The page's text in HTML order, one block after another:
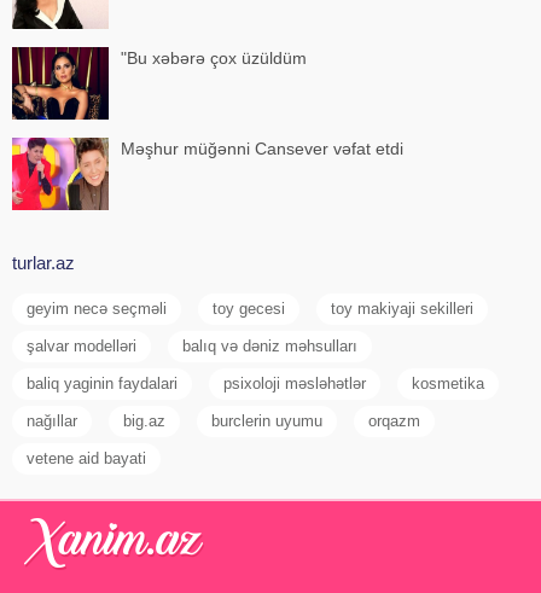
"Bu xəbərə çox üzüldüm
Məşhur müğənni Cansever vəfat etdi
turlar.az
geyim necə seçməli toy gecesi toy makiyaji sekilleri
şalvar modelləri balıq və dəniz məhsulları
baliq yaginin faydalari psixoloji məsləhətlər kosmetika
nağıllar big.az burclerin uyumu orqazm
vetene aid bayati